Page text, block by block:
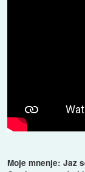
Moje mnenje: Jaz